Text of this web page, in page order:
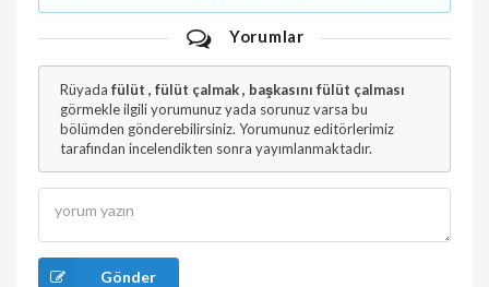
Yorumlar
Rüyada fülüt , fülüt çalmak , başkasını fülüt çalması
görmekle ilgili yorumunuz yada sorunuz varsa bu
bölümden gönderebilirsiniz. Yorumunuz editörlerimiz
tarafından incelendikten sonra yayımlanmaktadır.
Gönder